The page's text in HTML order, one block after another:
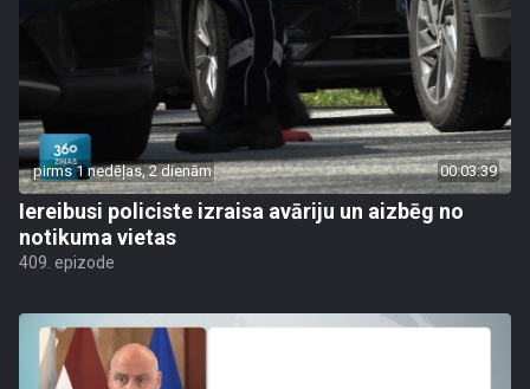
pirms 1 nedēļas, 2 dienām 00:03:39
Iereibusi policiste izraisa avāriju un aizbēg no
notikuma vietas
409. epizode